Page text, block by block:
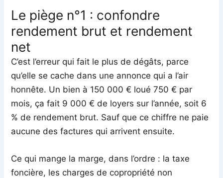
Le piège n°1 : confondre
rendement brut et rendement
net
C’est l’erreur qui fait le plus de dégâts, parce
qu’elle se cache dans une annonce qui a l’air
honnête. Un bien à 150 000 € loué 750 € par
mois, ça fait 9 000 € de loyers sur l’année, soit 6
% de rendement brut. Sauf que ce chiffre ne paie
aucune des factures qui arrivent ensuite.
Ce qui mange la marge, dans l’ordre : la taxe
foncière, les charges de copropriété non